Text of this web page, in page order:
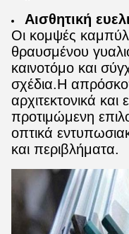
Αισθητική
Οι κομψές
θραυσμένου
καινοτόμο και
σχέδια.Η
αρχιτεκτονικά
προτιμώμενη
οπτικά
και περιβλήματα.